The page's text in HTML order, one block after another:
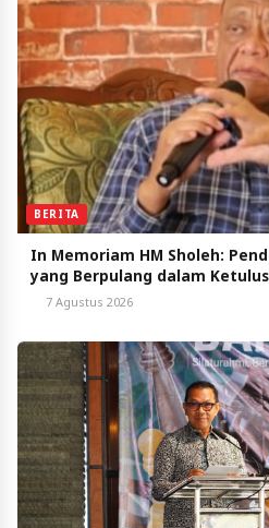
BERITA
In Memoriam HM Sholeh:
yang Berpulang dalam
7 Agustus 2026